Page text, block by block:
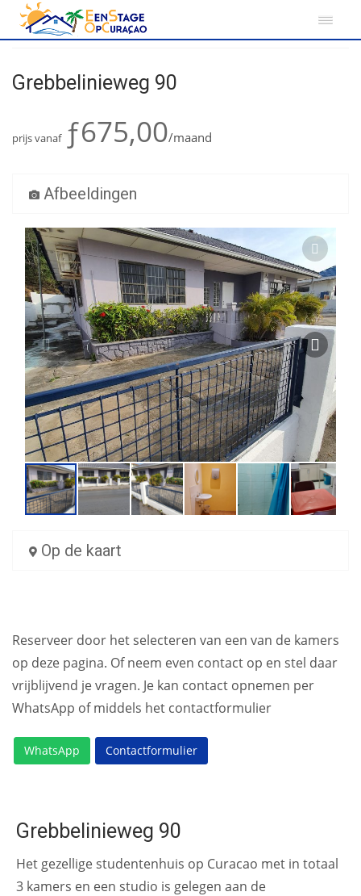
Home Curacao Grebbelinieweg 90
Grebbelinieweg 90
prijs vanaf ƒ675,00/maand
Afbeeldingen
Op de kaart
Reserveer door het selecteren van een van de kamers
op deze pagina. Of neem even contact op en stel daar
vrijblijvend je vragen. Je kan contact opnemen per
WhatsApp of middels het contactformulier
WhatsApp Contactformulier
Grebbelinieweg 90
Het gezellige studentenhuis op Curacao met in totaal
3 kamers en een studio is gelegen aan de